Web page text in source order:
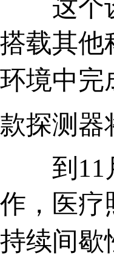
这个设
搭载其他
环境中完
款探测器
到11月
作，医疗
持续间歇